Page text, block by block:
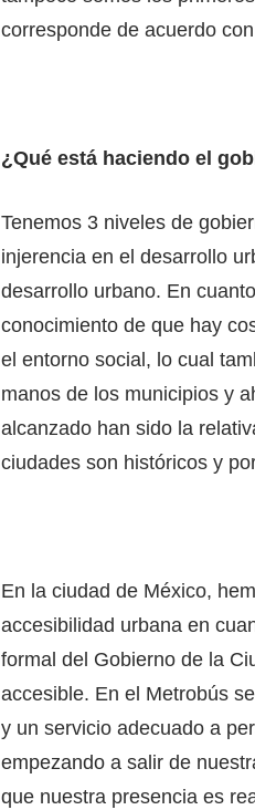
corresponde de acuerdo
¿Qué está haciendo el
Tenemos 3 niveles de
injerencia en el desarrollo
desarrollo urbano. En
conocimiento de que hay
el entorno social, lo cual
manos de los municipios y
alcanzado han sido la
ciudades son históricos y
En la ciudad de México,
accesibilidad urbana en
formal del Gobierno de la
accesible. En el Metrobús
y un servicio adecuado a
empezando a salir de
que nuestra presencia es